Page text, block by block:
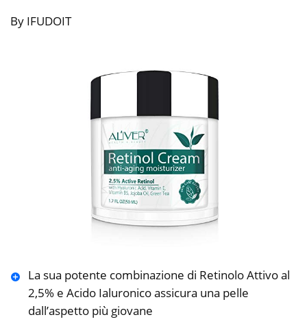
By IFUDOIT
La sua potente combinazione di Retinolo Attivo al
2,5% e Acido Ialuronico assicura una pelle
dall’aspetto più giovane